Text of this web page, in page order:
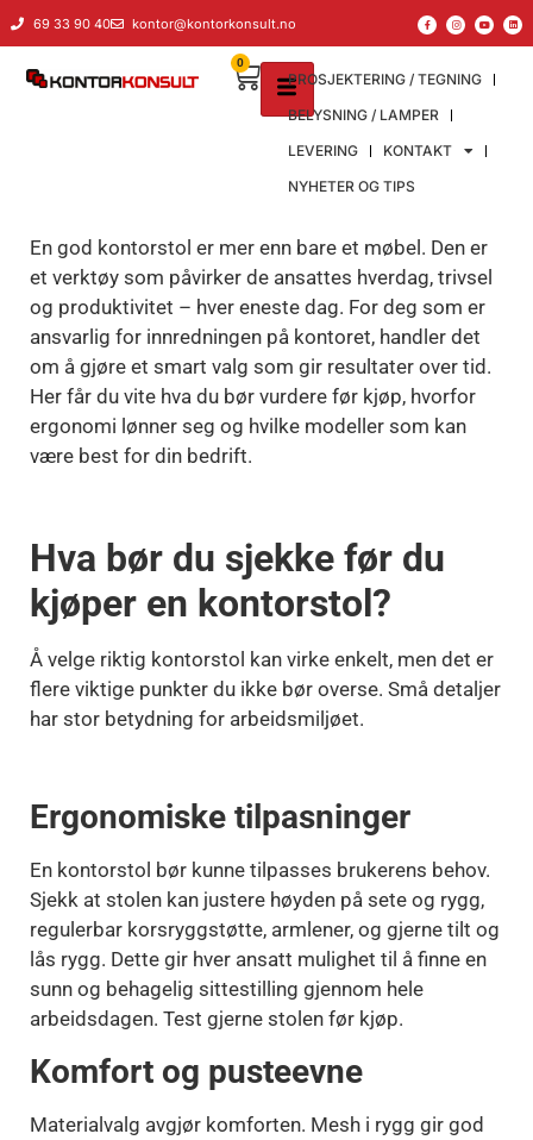
innholdet
69 33 90 40 kontor@kontorkonsult.no
PROSJEKTERING / TEGNING
BELYSNING / LAMPER
LEVERING
KONTAKT
NYHETER OG TIPS
0
En god kontorstol er mer enn bare et møbel. Den er
et verktøy som påvirker de ansattes hverdag, trivsel
og produktivitet – hver eneste dag. For deg som er
ansvarlig for innredningen på kontoret, handler det
om å gjøre et smart valg som gir resultater over tid.
Her får du vite hva du bør vurdere før kjøp, hvorfor
ergonomi lønner seg og hvilke modeller som kan
være best for din bedrift.
Hva bør du sjekke før du
kjøper en kontorstol?
Å velge riktig kontorstol kan virke enkelt, men det er
flere viktige punkter du ikke bør overse. Små detaljer
har stor betydning for arbeidsmiljøet.
Ergonomiske tilpasninger
En kontorstol bør kunne tilpasses brukerens behov.
Sjekk at stolen kan justere høyden på sete og rygg,
regulerbar korsryggstøtte, armlener, og gjerne tilt og
lås rygg. Dette gir hver ansatt mulighet til å finne en
sunn og behagelig sittestilling gjennom hele
arbeidsdagen. Test gjerne stolen før kjøp.
Komfort og pusteevne
Materialvalg avgjør komforten. Mesh i rygg gir god